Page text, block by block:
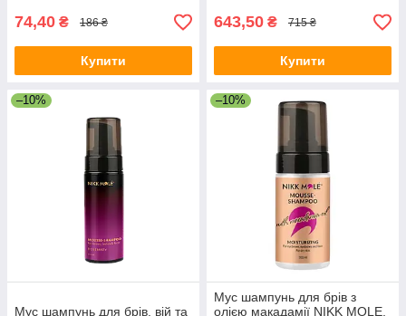
74,40 ₴ 186 ₴
Купити
643,50 ₴ 715 ₴
Купити
–10%
Мус шампунь для брів, вій та
–10%
Мус шампунь для брів з
олією макадамії NIKK MOLE,